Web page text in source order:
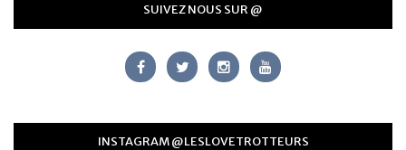
SUIVEZ NOUS SUR @
INSTAGRAM @LESLOVETROTTEURS